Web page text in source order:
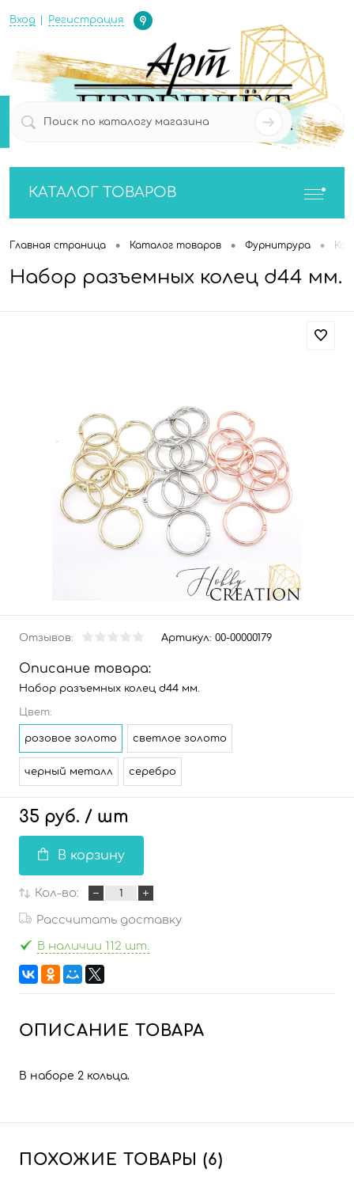
Вход Регистрация
Определение
0
КАТАЛОГ ТОВАРОВ
Главная страница • Каталог товаров • Фурнитрура •
Набор разъемных колец d44 мм.
Отзывов: Артикул: 00-00000179
Описание товара:
Набор разъемных колец d44 мм.
Цвет:
розовое золото светлое золото
черный металл серебро
35 руб. / шт
В корзину
Кол-во:
Рассчитать доставку
В наличии 112 шт.
ОПИСАНИЕ ТОВАРА
В наборе 2 кольца.
ПОХОЖИЕ ТОВАРЫ (6)